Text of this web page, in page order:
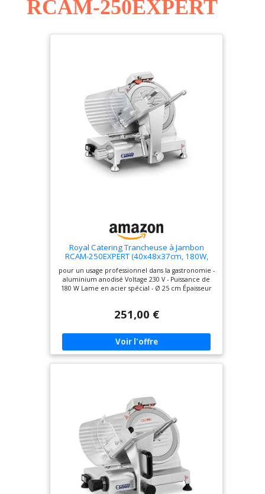
RCAM-250EXPERT
Royal Catering Trancheuse à Jambon
RCAM-250EXPERT (40x48x37cm, 180W,
des lames Ø 250 mm, affûteur)
pour un usage professionnel dans la gastronomie -
aluminium anodisé Voltage 230 V - Puissance de
180 W Lame en acier spécial - Ø 25 cm Épaisseur
251,00 €